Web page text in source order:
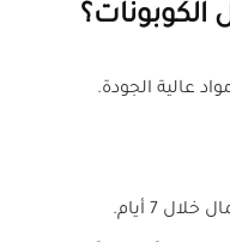
عالية الجودة.
7 أيام.